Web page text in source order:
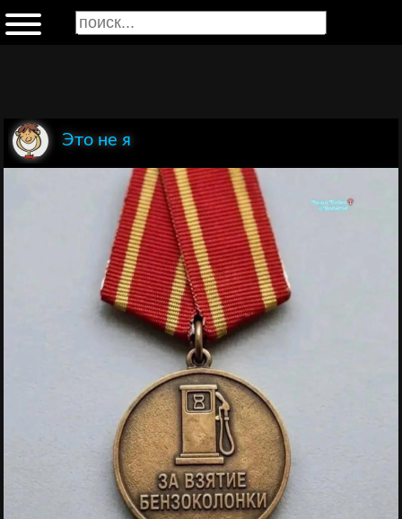
Это не я